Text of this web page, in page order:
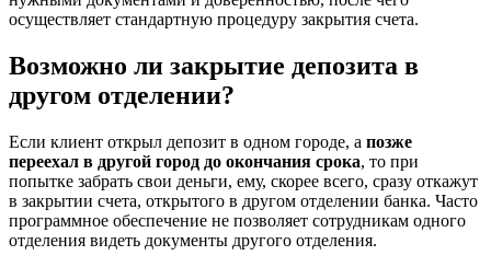
осуществляет стандартную процедуру закрытия счета.
Возможно ли закрытие депозита в
другом отделении?
Если клиент открыл депозит в одном городе, а позже
переехал в другой город до окончания срока, то при
попытке забрать свои деньги, ему, скорее всего, сразу откажут
в закрытии счета, открытого в другом отделении банка. Часто
программное обеспечение не позволяет сотрудникам одного
отделения видеть документы другого отделения.